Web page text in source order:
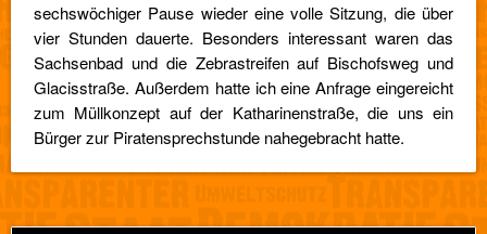
sechswöchiger Pause wieder eine volle Sitzung, die über
vier Stunden dauerte. Besonders interessant waren das
Sachsenbad und die Zebrastreifen auf Bischofsweg und
Glacisstraße. Außerdem hatte ich eine Anfrage eingereicht
zum Müllkonzept auf der Katharinenstraße, die uns ein
Bürger zur Piratensprechstunde nahegebracht hatte.